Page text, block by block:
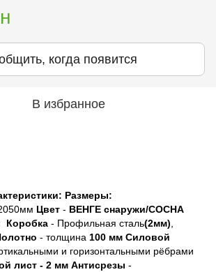
когда появится
В избранное
Размеры:
Цвет - ВЕНГЕ снаружи/СОСНА
Коробка - Профильная сталь(2мм)
- толщина 100 мм Силовой
и горизонтальными рёбрами
лист - 2 мм Антисрезы -